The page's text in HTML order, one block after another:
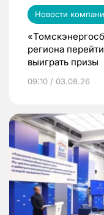
Новости
региона
выиграть призы
09:10 / 03.08.26